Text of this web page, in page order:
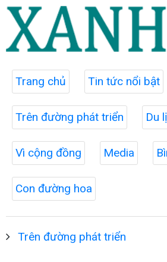
Trang chủ Tin tức nổi bật
Trên đường phát triển Du
Vì cộng đồng Media
Con đường hoa
Trên đường phát triển